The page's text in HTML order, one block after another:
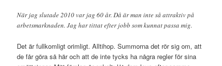
När jag slutade 2010 var jag 60 år. Då är man inte så attraktiv på
arbetsmarknaden. Jag har tittat efter jobb som kunnat passa mig.
Det är fullkomligt orimligt. Alltihop. Summorna det rör sig om, att
de får göra så här och att de inte tycks ha några regler för sina